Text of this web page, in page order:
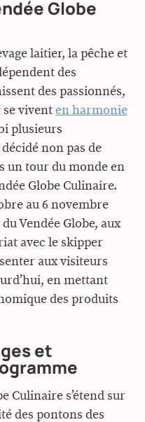
Globe
laitier, la pêche et
des
des passionnés,
se vivent en harmonie
plusieurs
non pas de
un tour du monde en
Globe Culinaire.
au 6 novembre
Vendée Globe, aux
avec le skipper
aux visiteurs
en mettant
des produits
et
Culinaire s’étend sur
des pontons des